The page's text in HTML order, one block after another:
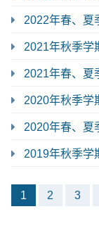
2022年春、夏
2021年秋季学
2021年春、夏
2020年秋季学
2020年春、夏
2019年秋季学
1 2 3